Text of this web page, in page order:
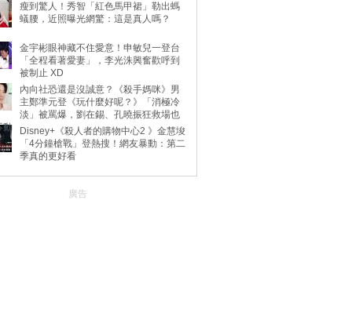
瘦到驚人！秀智「紅色馬甲裙」勒出螞
蟻腰，近照曝光網驚：這是真人嗎？
金宇彬眼神藏不住愛意！申敏兒一登台
「全程看著愛妻」，李光洙興奮歡呼到
被制止 XD
內向社恐還是沒誠意？《殺手媽咪》男
主鄭準元登《玩什麼好呢？》「消極冷
淡」被罵爆，劉在錫、孔曉振狂救場也
動
Disney+《殺人者的購物中心2 》金慧埈
「4分鐘槍戰」登熱搜！網友暴動：第二
季真的更好看
廣告